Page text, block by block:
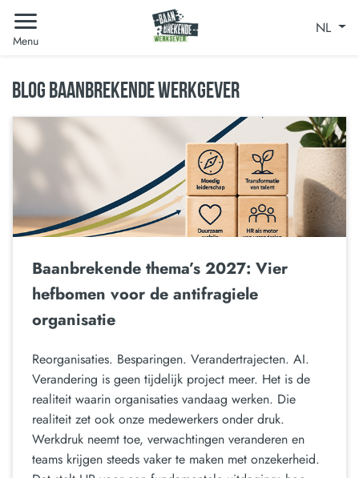
Menu
NL
BLOG BAANBREKENDE WERKGEVER
Baanbrekende thema’s 2027: Vier
hefbomen voor de antifragiele
organisatie
Reorganisaties. Besparingen. Verandertrajecten. AI.
Verandering is geen tijdelijk project meer. Het is de
realiteit waarin organisaties vandaag werken. Die
realiteit zet ook onze medewerkers onder druk.
Werkdruk neemt toe, verwachtingen veranderen en
teams krijgen steeds vaker te maken met onzekerheid.